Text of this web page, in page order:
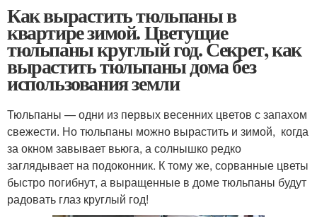
Как вырастить тюльпаны в
квартире зимой. Цветущие
тюльпаны круглый год. Секрет, как
вырастить тюльпаны дома без
использования земли
Тюльпаны — одни из первых весенних цветов с запахом
свежести. Но тюльпаны можно вырастить и зимой, когда
за окном завывает вьюга, а солнышко редко
заглядывает на подоконник. К тому же, сорванные цветы
быстро погибнут, а выращенные в доме тюльпаны будут
радовать глаз круглый год!